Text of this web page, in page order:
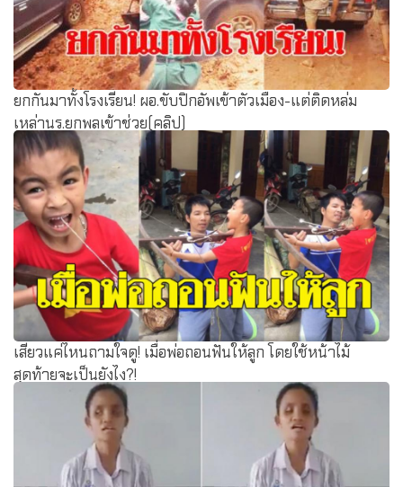
ยกกันมาทั้งโรงเรียน! ผอ.ขับปิกอัพเข้าตัวเมือง-แต่ติดหล่ม
เหล่านร.ยกพลเข้าช่วย(คลิป)
เสียวแค่ไหนถามใจดู! เมื่อพ่อถอนฟันให้ลูก โดยใช้หน้าไม้
สุดท้ายจะเป็นยังไง?!